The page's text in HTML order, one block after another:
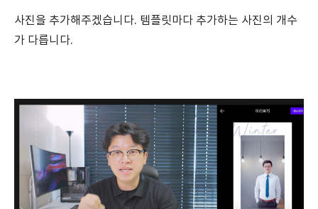
사진을 추가해주겠습니다. 템플릿마다 추가하는 사진의 개수
가 다릅니다.